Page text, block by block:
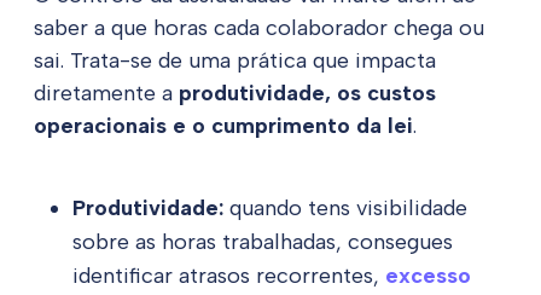
saber a que horas cada colaborador chega ou
sai. Trata-se de uma prática que impacta
diretamente a produtividade, os custos
operacionais e o cumprimento da lei.
Produtividade: quando tens visibilidade
sobre as horas trabalhadas, consegues
identificar atrasos recorrentes, excesso